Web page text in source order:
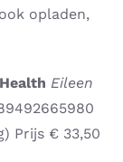
opladen,
Eileen
Prijs € 33,50